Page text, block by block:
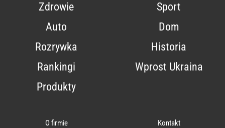
Zdrowie
Sport
Auto
Dom
Rozrywka
Historia
Rankingi
Wprost Ukraina
Produkty
O firmie
Kontakt